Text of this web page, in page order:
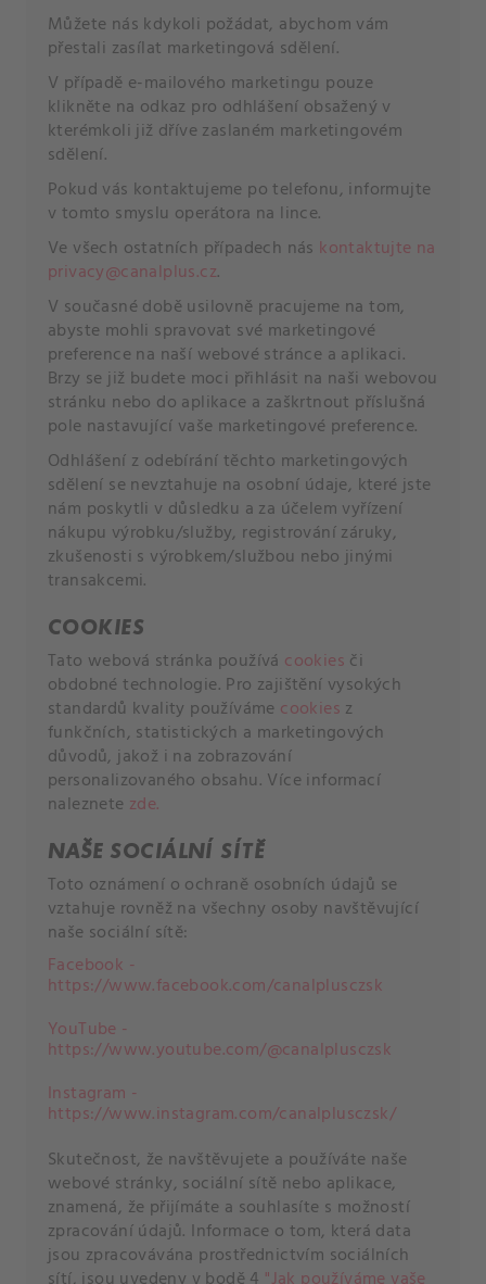
Můžete nás kdykoli požádat, abychom vám
přestali zasílat marketingová sdělení.
V případě e-mailového marketingu pouze
klikněte na odkaz pro odhlášení obsažený v
kterémkoli již dříve zaslaném marketingovém
sdělení.
Pokud vás kontaktujeme po telefonu, informujte
v tomto smyslu operátora na lince.
Ve všech ostatních případech nás kontaktujte na
privacy@canalplus.cz.
V současné době usilovně pracujeme na tom,
abyste mohli spravovat své marketingové
preference na naší webové stránce a aplikaci.
Brzy se již budete moci přihlásit na naši webovou
stránku nebo do aplikace a zaškrtnout příslušná
pole nastavující vaše marketingové preference.
Odhlášení z odebírání těchto marketingových
sdělení se nevztahuje na osobní údaje, které jste
nám poskytli v důsledku a za účelem vyřízení
nákupu výrobku/služby, registrování záruky,
zkušenosti s výrobkem/službou nebo jinými
transakcemi.
COOKIES
Tato webová stránka používá cookies či
obdobné technologie. Pro zajištění vysokých
standardů kvality používáme cookies z
funkčních, statistických a marketingových
důvodů, jakož i na zobrazování
personalizovaného obsahu. Více informací
naleznete zde.
NAŠE SOCIÁLNÍ SÍTĚ
Toto oznámení o ochraně osobních údajů se
vztahuje rovněž na všechny osoby navštěvující
naše sociální sítě:
Facebook -
https://www.facebook.com/canalplusczsk
YouTube -
https://www.youtube.com/@canalplusczsk
Instagram -
https://www.instagram.com/canalplusczsk/
Skutečnost, že navštěvujete a používáte naše
webové stránky, sociální sítě nebo aplikace,
znamená, že přijímáte a souhlasíte s možností
zpracování údajů. Informace o tom, která data
jsou zpracovávána prostřednictvím sociálních